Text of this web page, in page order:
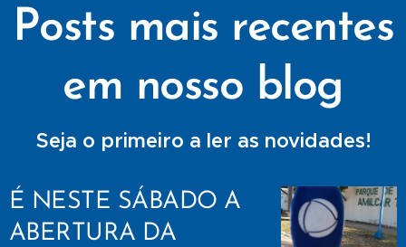
Posts mais recentes
em nosso blog
Seja o primeiro a ler as novidades!
É NESTE SÁBADO A
ABERTURA DA